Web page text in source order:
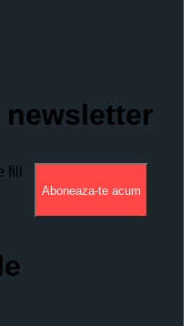
newsletter
fill
Aboneaza-te acum